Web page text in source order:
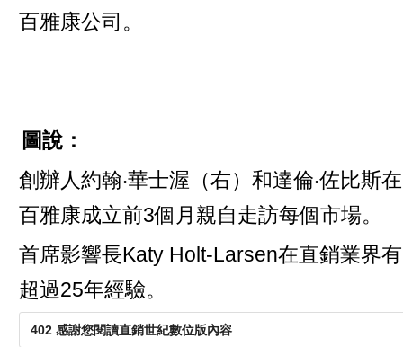
百雅康公司。
圖說：
創辦人約翰‧華士渥（右）和達倫‧佐比斯在
百雅康成立前3個月親自走訪每個市場。
首席影響長Katy Holt-Larsen在直銷業界有
超過25年經驗。
402 感謝您閱讀直銷世紀數位版內容